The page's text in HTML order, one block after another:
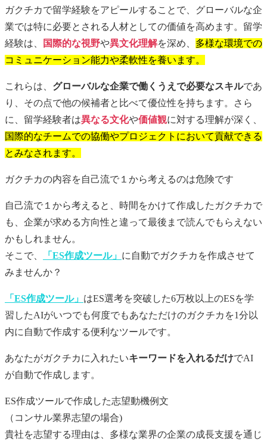
ガクチカで留学経験をアピールすることで、グローバルな企
業では特に必要とされる人材としての価値を高めます。留学
経験は、
国際的な視野や異文化理解を深め、 多様な環境での
コミュニケーション能力や柔軟性を養います。
これらは、 グローバルな企業で働くうえで必要なスキルであ
り、その点で他の候補者と比べて優位性を持ちます。さら
に、留学経験者は異なる文化や価値観に対する理解が深く、
国際的なチームでの協働やプロジェクトにおいて貢献できる
とみなされます。
ガクチカの内容を自己流で１から考えるのは危険です
自己流で１から考えると、時間をかけて作成した ガクチカで
も、企業が求める方向性と違って最後まで読んでもらえない
かもしれません。
そこで、
「ES作成ツール」 に自動でガクチカ を作成させて
みませんか？
「ES作成ツール」 はES選考を突破した6万枚以上のESを学
習したAIがいつでも何度でもあなただけのガクチカ を1分以
内に自動で作成する便利なツールです。
あなたがガクチカに入れたいキーワードを入れるだけでAI
が自動で作成します。
ES作成ツールで作成した志望動機例文
（コンサル業界志望の場合)
貴社を志望する理由は、多様な業界の企業の成長支援を通じ